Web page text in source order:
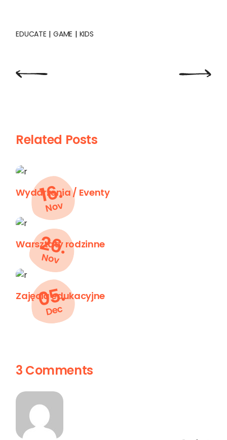
EDUCATE GAME KIDS
Related Posts
16.
Nov
Wydarzenia / Eventy
26.
Nov
Warsztaty rodzinne
05.
Dec
Zajęcia edukacyjne
3 Comments